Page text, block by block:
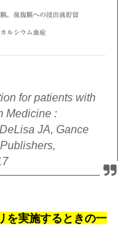
for patients with
Medicine :
JA, Gance
を実施するときの一